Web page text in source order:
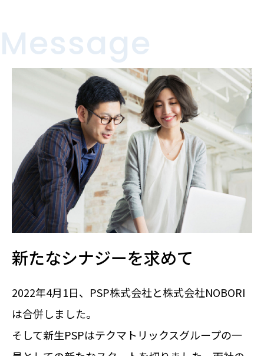
Message
新たなシナジーを求めて
2022年4月1日、PSP株式会社と株式会社NOBORI
は合併しました。
そして新生PSPはテクマトリックスグループの一